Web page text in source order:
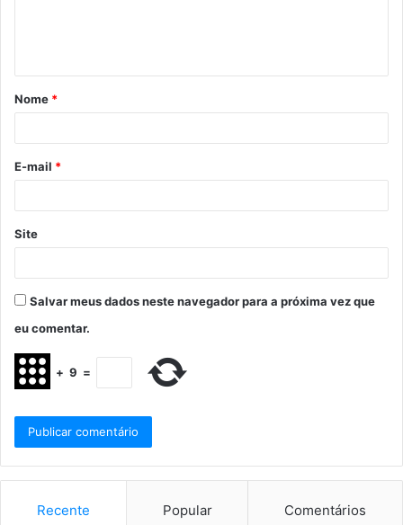
Nome *
E-mail *
Site
Salvar meus dados neste navegador para a próxima vez que
eu comentar.
+ 9 =
Recente Popular Comentários